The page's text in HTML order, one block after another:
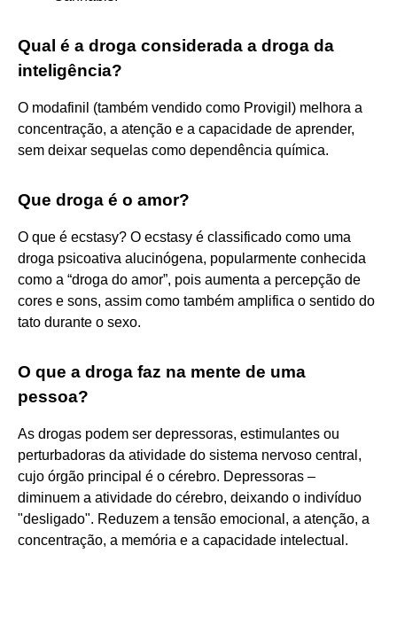
Qual é a droga considerada a droga da
inteligência?
O modafinil (também vendido como Provigil) melhora a
concentração, a atenção e a capacidade de aprender,
sem deixar sequelas como dependência química.
Que droga é o amor?
O que é ecstasy? O ecstasy é classificado como uma
droga psicoativa alucinógena, popularmente conhecida
como a “droga do amor”, pois aumenta a percepção de
cores e sons, assim como também amplifica o sentido do
tato durante o sexo.
O que a droga faz na mente de uma
pessoa?
As drogas podem ser depressoras, estimulantes ou
perturbadoras da atividade do sistema nervoso central,
cujo órgão principal é o cérebro. Depressoras –
diminuem a atividade do cérebro, deixando o indivíduo
"desligado". Reduzem a tensão emocional, a atenção, a
concentração, a memória e a capacidade intelectual.